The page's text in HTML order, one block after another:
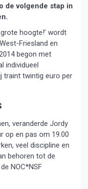
de volgende stap in
hoogte!’ wordt
Friesland en
begon met
individueel
traint twintig euro per
veranderde Jordy
op en pas om 19.00
veel discipline en
behoren tot de
NOC*NSF